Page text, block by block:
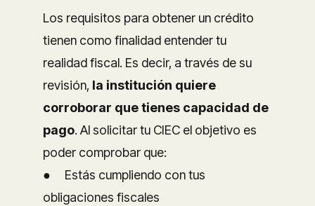
Los requisitos para obtener un crédito
tienen como finalidad entender tu
realidad fiscal. Es decir, a través de su
revisión, la institución quiere
corroborar que tienes capacidad de
pago. Al solicitar tu CIEC el objetivo es
poder comprobar que:
● Estás cumpliendo con tus
obligaciones fiscales